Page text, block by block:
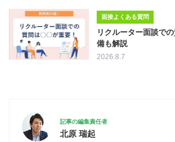
面接よくある質問
リクルーター面談で
備も解説
2026.8.7
記事の編集責任者
北原 瑞起